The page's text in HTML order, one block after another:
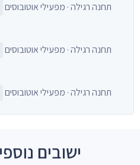
תחנה רגילה · מפעילי אוטובוסים
תחנה רגילה · מפעילי אוטובוסים
תחנה רגילה · מפעילי אוטובוסים
ישובים